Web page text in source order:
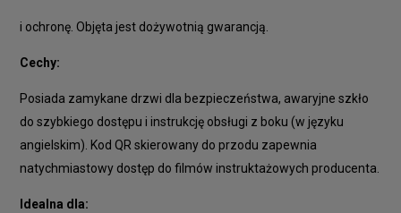
i ochronę. Objęta jest dożywotnią gwarancją.
Cechy:
Posiada zamykane drzwi dla bezpieczeństwa, awaryjne szkło
do szybkiego dostępu i instrukcję obsługi z boku (w języku
angielskim). Kod QR skierowany do przodu zapewnia
natychmiastowy dostęp do filmów instruktażowych producenta.
Idealna dla: